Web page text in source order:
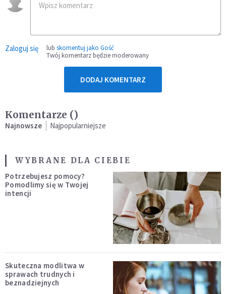
Zaloguj się lub skomentuj jako Gość
Twój komentarz będzie moderowany
DODAJ KOMENTARZ
Komentarze ()
Najnowsze Najpopularniejsze
WYBRANE DLA CIEBIE
Potrzebujesz pomocy?
Pomodlimy się w Twojej
intencji
Skuteczna modlitwa w
sprawach trudnych i
beznadziejnych